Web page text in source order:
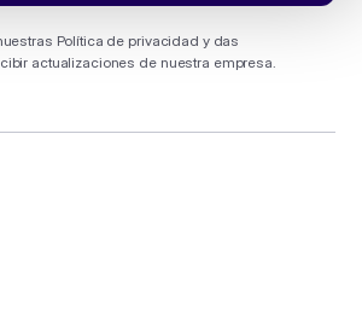
Política de privacidad y das
actualizaciones de nuestra empresa.